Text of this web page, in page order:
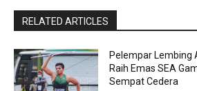
RELATED ARTICLES
Pelempar Lembing
Raih Emas SEA
Sempat Cedera